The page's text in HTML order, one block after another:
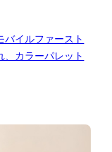
バイルファースト
、カラーパレット